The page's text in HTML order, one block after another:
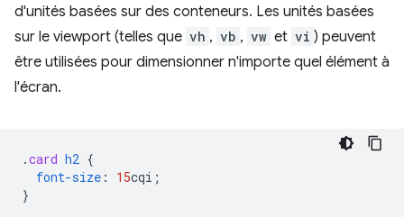
d'unités basées sur des conteneurs. Les unités basées
sur le viewport (telles que vh , vb , vw et vi ) peuvent
être utilisées pour dimensionner n'importe quel élément à
l'écran.
.card h2 {
font-size : 15cqi ;
}